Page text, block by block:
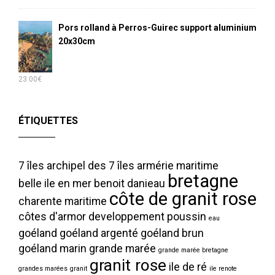
Pors rolland à Perros-Guirec support aluminium
20x30cm
23.00€
ÉTIQUETTES
7 îles archipel des 7 îles armérie maritime
belle ile en mer benoit danieau bretagne
charente maritime côte de granit rose
côtes d'armor developpement poussin eau
goéland goéland argenté goéland brun
goéland marin grande marée grande marée bretagne
grandes marées granit granit rose ile de ré ile renote